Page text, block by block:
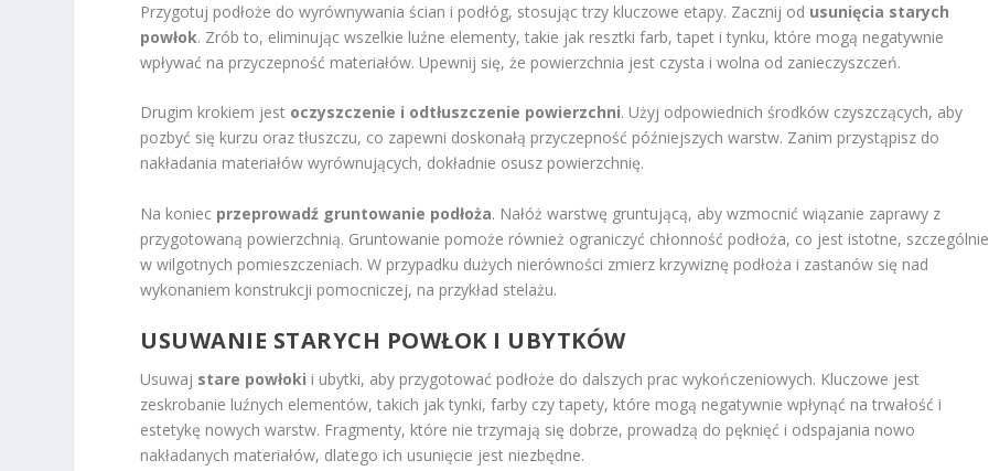
Przygotuj podłoże do wyrównywania ścian i podłóg, stosując trzy kluczowe etapy. Zacznij od usunięcia starych
powłok. Zrób to, eliminując wszelkie luźne elementy, takie jak resztki farb, tapet i tynku, które mogą negatywnie
wpływać na przyczepność materiałów. Upewnij się, że powierzchnia jest czysta i wolna od zanieczyszczeń.
Drugim krokiem jest oczyszczenie i odtłuszczenie powierzchni. Użyj odpowiednich środków czyszczących, aby
pozbyć się kurzu oraz tłuszczu, co zapewni doskonałą przyczepność późniejszych warstw. Zanim przystąpisz do
nakładania materiałów wyrównujących, dokładnie osusz powierzchnię.
Na koniec przeprowadź gruntowanie podłoża. Nałóż warstwę gruntującą, aby wzmocnić wiązanie zaprawy z
przygotowaną powierzchnią. Gruntowanie pomoże również ograniczyć chłonność podłoża, co jest istotne, szczególnie
w wilgotnych pomieszczeniach. W przypadku dużych nierówności zmierz krzywiznę podłoża i zastanów się nad
wykonaniem konstrukcji pomocniczej, na przykład stelażu.
USUWANIE STARYCH POWŁOKI UBYTKÓW
Usuwaj stare powłoki i ubytki, aby przygotować podłoże do dalszych prac wykończeniowych. Kluczowe jest
zeskrobanie luźnych elementów, takich jak tynki, farby czy tapety, które mogą negatywnie wpłynąć na trwałość i
estetykę nowych warstw. Fragmenty, które nie trzymają się dobrze, prowadzą do pęknięć i odspajania nowo
nakładanych materiałów, dlatego ich usunięcie jest niezbędne.